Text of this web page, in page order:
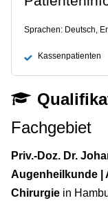
Sprachen: Deutsch,
Kassenpatienten
Fachgebiet
Priv.-Doz. Dr.
Augenheilkunde |
Chirurgie in